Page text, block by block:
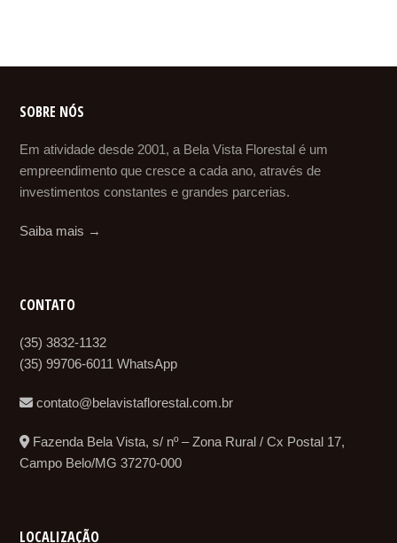
SOBRE NÓS
Em atividade desde 2001, a Bela Vista Florestal é um
empreendimento que cresce a cada ano, através de
investimentos constantes e grandes parcerias.
Saiba mais →
CONTATO
(35) 3832-1132
(35) 99706-6011 WhatsApp
contato@belavistaflorestal.com.br
Fazenda Bela Vista, s/ nº – Zona Rural / Cx Postal 17,
Campo Belo/MG 37270-000
LOCALIZAÇÃO